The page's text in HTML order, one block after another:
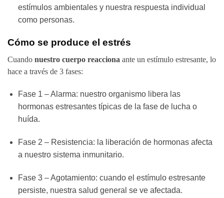
estímulos ambientales y nuestra respuesta individual
como personas.
Cómo se produce el estrés
Cuando nuestro cuerpo reacciona ante un estímulo estresante, lo
hace a través de 3 fases:
Fase 1 – Alarma: nuestro organismo libera las
hormonas estresantes típicas de la fase de lucha o
huída.
Fase 2 – Resistencia: la liberación de hormonas afecta
a nuestro sistema inmunitario.
Fase 3 – Agotamiento: cuando el estímulo estresante
persiste, nuestra salud general se ve afectada.